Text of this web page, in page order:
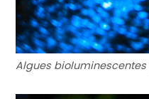
Algues